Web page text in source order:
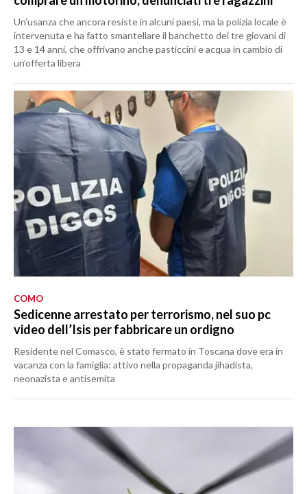
Un’usanza che ancora resiste in alcuni paesi, ma la polizia locale è
intervenuta e ha fatto smantellare il banchetto dei tre giovani di
13 e 14 anni, che offrivano anche pasticcini e acqua in cambio di
un’offerta libera
COMO
Sedicenne arrestato per terrorismo, nel suo pc
video dell’Isis per fabbricare un ordigno
Residente nel Comasco, è stato fermato in Toscana dove era in
vacanza con la famiglia: attivo nella propaganda jihadista,
neonazista e antisemita